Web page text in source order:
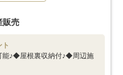
販売
ト
能♪◆屋根裏収納付♪◆周辺施